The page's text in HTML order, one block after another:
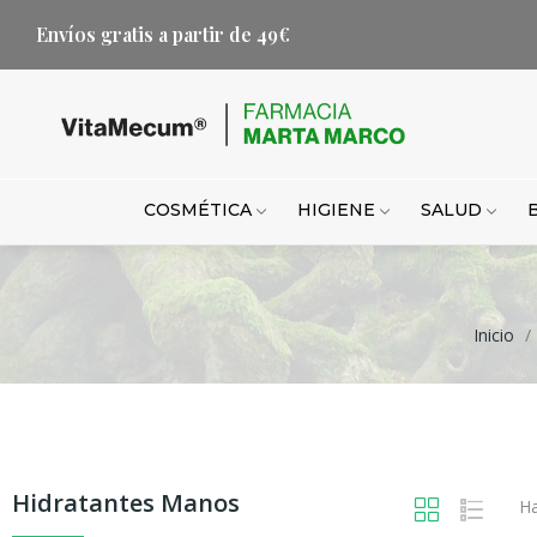
Envíos gratis a partir de 49€
COSMÉTICA HIGIENE SALUD
Inicio
Hidratantes Manos